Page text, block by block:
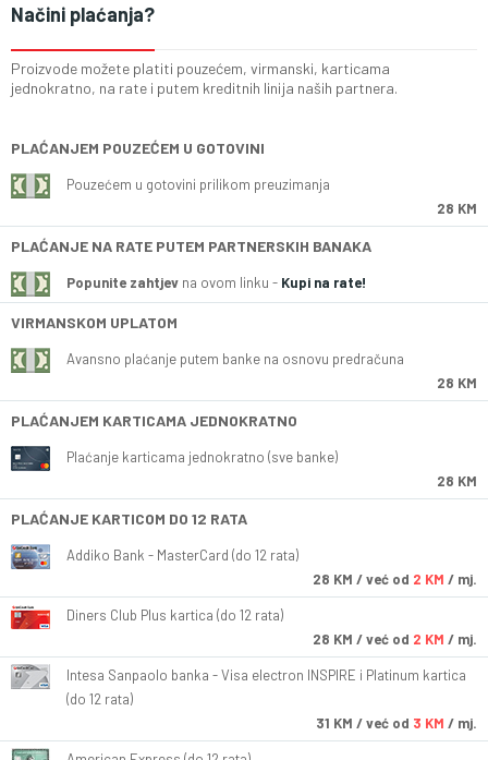
Načini plaćanja?
Proizvode možete platiti pouzećem, virmanski, karticama
jednokratno, na rate i putem kreditnih linija naših partnera.
PLAĆANJEM POUZEĆEM U GOTOVINI
Pouzećem u gotovini prilikom preuzimanja
28 KM
PLAĆANJE NA RATE PUTEM PARTNERSKIH BANAKA
Popunite zahtjev na ovom linku - Kupi na rate!
VIRMANSKOM UPLATOM
Avansno plaćanje putem banke na osnovu predračuna
28 KM
PLAĆANJEM KARTICAMA JEDNOKRATNO
Plaćanje karticama jednokratno (sve banke)
28 KM
PLAĆANJE KARTICOM DO 12 RATA
Addiko Bank - MasterCard (do 12 rata)
28 KM / već od 2 KM / mj.
Diners Club Plus kartica (do 12 rata)
28 KM / već od 2 KM / mj.
Intesa Sanpaolo banka - Visa electron INSPIRE i Platinum kartica
(do 12 rata)
31 KM / već od 3 KM / mj.